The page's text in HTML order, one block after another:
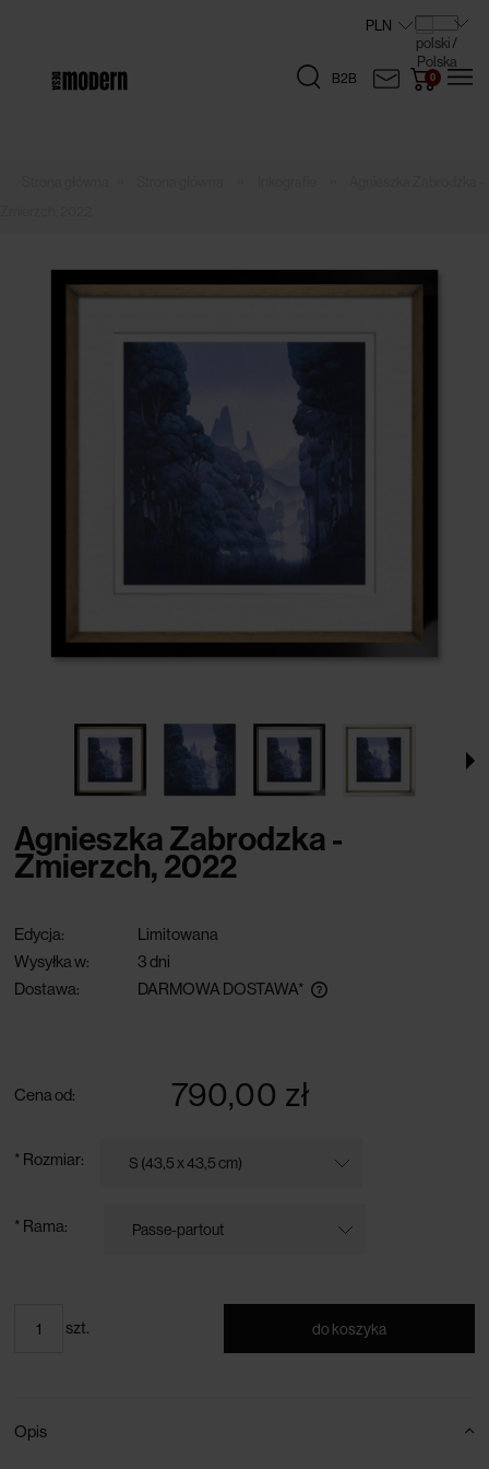
B2B
Agnieszka Zabrodzka -
Zmierzch, 2022
Edycja:
Limitowana
Wysyłka w:
3 dni
Dostawa:
DARMOWA DOSTAWA*
Cena od: 790,00 zł
* Rozmiar:
* Rama:
szt. do koszyka
Opis